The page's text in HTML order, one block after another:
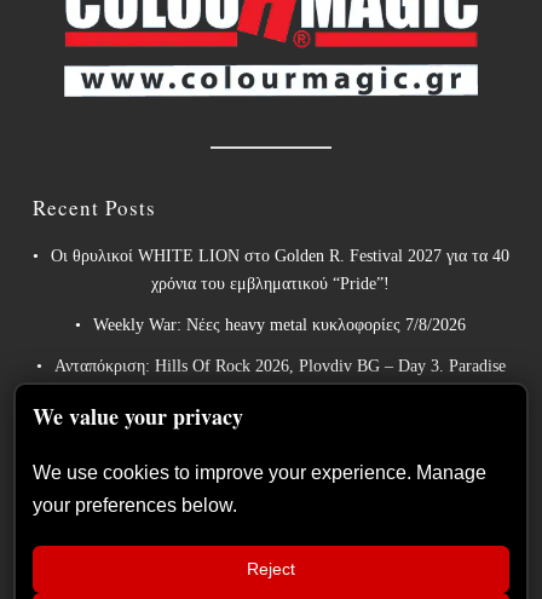
Recent Posts
Οι θρυλικοί WHITE LION στο Golden R. Festival 2027 για τα 40
χρόνια του εμβληματικού “Pride”!
Weekly War: Νέες heavy metal κυκλοφορίες 7/8/2026
Ανταπόκριση: Hills Of Rock 2026, Plovdiv BG – Day 3. Paradise
Πλόβντιβ
Οι Γερμανοί πρωτοπόροι του συμφωνικού metal XANDRIA
David Eugene Edwards και προαναγγέλλουν το νέο τους στούντιο
We value your privacy
We use cookies to improve your experience. Manage
your preferences below.
Reject